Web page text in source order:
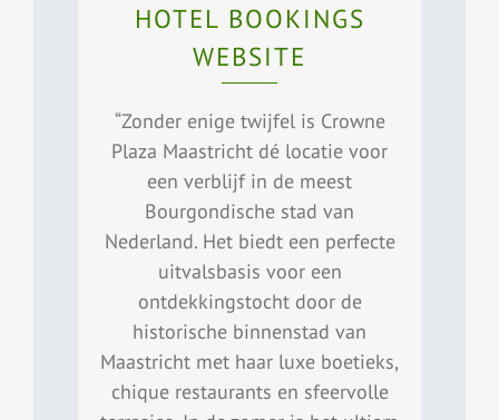
HOTEL BOOKINGS
WEBSITE
“Zonder enige twijfel is Crowne
Plaza Maastricht dé locatie voor
een verblijf in de meest
Bourgondische stad van
Nederland. Het biedt een perfecte
uitvalsbasis voor een
ontdekkingstocht door de
historische binnenstad van
Maastricht met haar luxe boetieks,
chique restaurants en sfeervolle